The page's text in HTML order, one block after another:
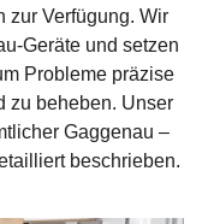
zur Verfügung. Wir
Geräte und setzen
Probleme präzise
zu beheben. Unser
Gaggenau –
beschrieben.